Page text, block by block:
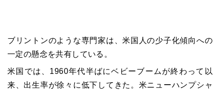
ブリントンのような専門家は、米国人の少子化傾向への
一定の懸念を共有している。
米国では、1960年代半ばにベビーブームが終わって以
来、出生率が徐々に低下してきた。米ニューハンプシャ